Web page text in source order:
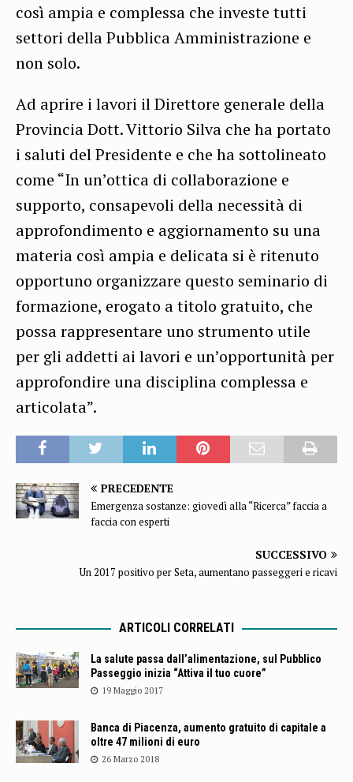
così ampia e complessa che investe tutti
settori della Pubblica Amministrazione e
non solo.
Ad aprire i lavori il Direttore generale della
Provincia Dott. Vittorio Silva che ha portato
i saluti del Presidente e che ha sottolineato
come “In un’ottica di collaborazione e
supporto, consapevoli della necessità di
approfondimento e aggiornamento su una
materia così ampia e delicata si è ritenuto
opportuno organizzare questo seminario di
formazione, erogato a titolo gratuito, che
possa rappresentare uno strumento utile
per gli addetti ai lavori e un’opportunità per
approfondire una disciplina complessa e
articolata”.
PRECEDENTE
Emergenza sostanze: giovedì alla “Ricerca” faccia a
faccia con esperti
SUCCESSIVO
Un 2017 positivo per Seta, aumentano passeggeri e ricavi
ARTICOLI CORRELATI
La salute passa dall’alimentazione, sul Pubblico
Passeggio inizia “Attiva il tuo cuore”
19 Maggio 2017
Banca di Piacenza, aumento gratuito di capitale a
oltre 47 milioni di euro
26 Marzo 2018